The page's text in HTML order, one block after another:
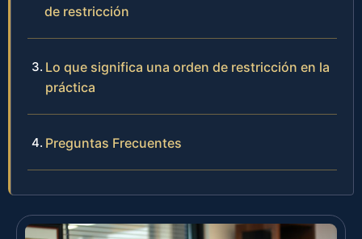
de restricción
Lo que significa una orden de restricción en la
práctica
Preguntas Frecuentes